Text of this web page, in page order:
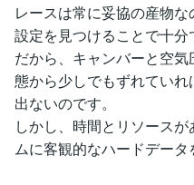
レースは常に妥協の産物
設定を見つけることで十分
だから、キャンバーと空
態から少しでもずれてい
出ないのです。
しかし、時間とリソース
ムに客観的なハードデータ